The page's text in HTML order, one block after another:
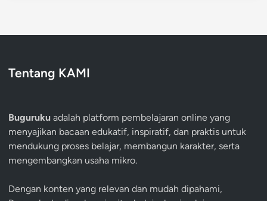
Tentang KAMI
Buguruku adalah platform pembelajaran online yang
menyajikan bacaan edukatif, inspiratif, dan praktis untuk
mendukung proses belajar, membangun karakter, serta
mengembangkan usaha mikro.
Dengan konten yang relevan dan mudah dipahami,